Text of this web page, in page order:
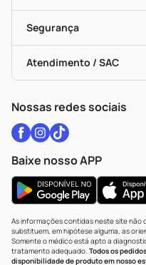
Cupons E Ofertas
Black Friday
Alomed
Formas De Pagamento
Troca E Devolução
Bulas De A A Z
Políticas De Marketplace
Vacinas
Serviços Farmacêuticos
Testes Rápidos
Autoteste Covid-19
Vacinas
Segurança
Certificado De Segurança
Portal Da Privacidade
Atendimento / SAC
WhatsApp (47) 9202-1687
Nossas redes sociais
Baixe nosso APP
As informações contidas neste site não
substituem, em hipótese alguma, as
Somente o médico está apto a
tratamento adequado. Todos os
disponibilidade de produto em nosso